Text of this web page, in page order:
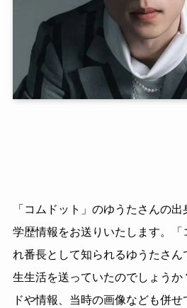
「コムドット」のゆうたさんの
学歴情報をお送りいたします。「
れ番長として知られるゆうたさん
生生活を送っていたのでしょうか
ドや情報、当時の画像なども併